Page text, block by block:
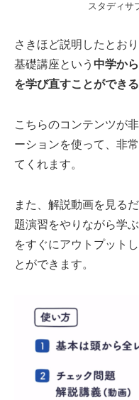
スタディサ
さきほど説明したとお
基礎講座という 中学か
を学び直すことができ
こちらのコンテンツが
ーションを使って、非
てくれます。
また、解説動画を見る
題演習をやりながら学
をすぐにアウトプット
とができます。